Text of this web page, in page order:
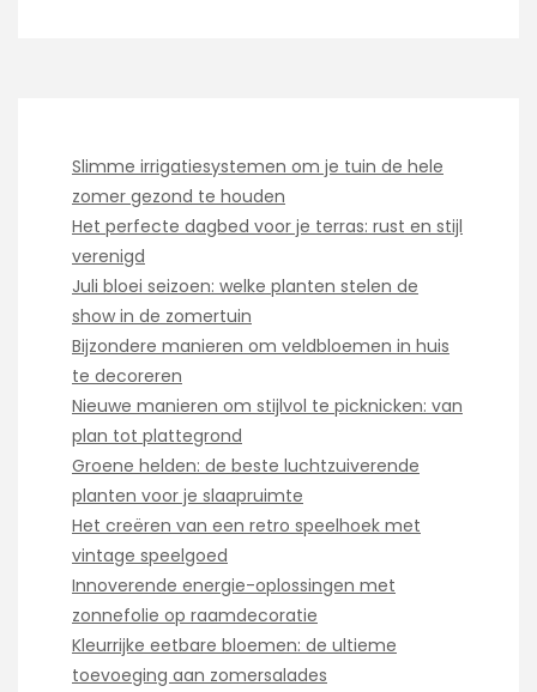
Slimme irrigatiesystemen om je tuin de hele
zomer gezond te houden
Het perfecte dagbed voor je terras: rust en stijl
verenigd
Juli bloei seizoen: welke planten stelen de
show in de zomertuin
Bijzondere manieren om veldbloemen in huis
te decoreren
Nieuwe manieren om stijlvol te picknicken: van
plan tot plattegrond
Groene helden: de beste luchtzuiverende
planten voor je slaapruimte
Het creëren van een retro speelhoek met
vintage speelgoed
Innoverende energie-oplossingen met
zonnefolie op raamdecoratie
Kleurrijke eetbare bloemen: de ultieme
toevoeging aan zomersalades